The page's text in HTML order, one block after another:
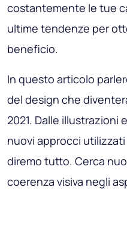
costantemente le tue
ultime tendenze per
beneficio.
In questo articolo
del design che
2021. Dalle illustrazioni
nuovi approcci
diremo tutto. Cerca
coerenza visiva negli